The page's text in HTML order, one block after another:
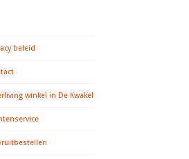
beleid
winkel in De Kwakel